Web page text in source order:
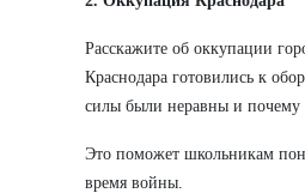
Расскажите об оккупации
Краснодара готовились к
силы были неравны и почему
Это поможет школьникам
время войны.